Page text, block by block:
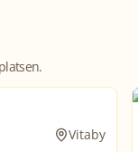
Vitaby